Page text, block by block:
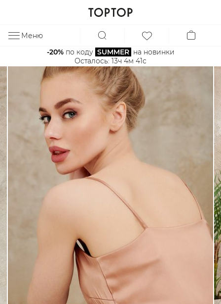
Меню
-20% по коду SUMMER на новинки
Осталось: 13ч 4м 40с